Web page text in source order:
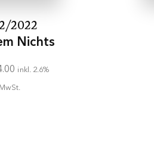
2022
Nichts
inkl. 2.6%
MwSt.